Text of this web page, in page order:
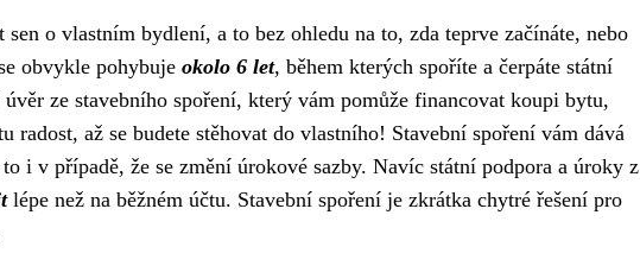
o vlastním bydlení, a to bez ohledu na to, zda teprve začínáte, nebo
obvykle pohybuje okolo 6 let, během kterých spoříte a čerpáte státní
ze stavebního spoření, který vám pomůže financovat koupi bytu,
radost, až se budete stěhovat do vlastního! Stavební spoření vám dává
i v případě, že se změní úrokové sazby. Navíc státní podpora a úroky z
lépe než na běžném účtu. Stavební spoření je zkrátka chytré řešení pro